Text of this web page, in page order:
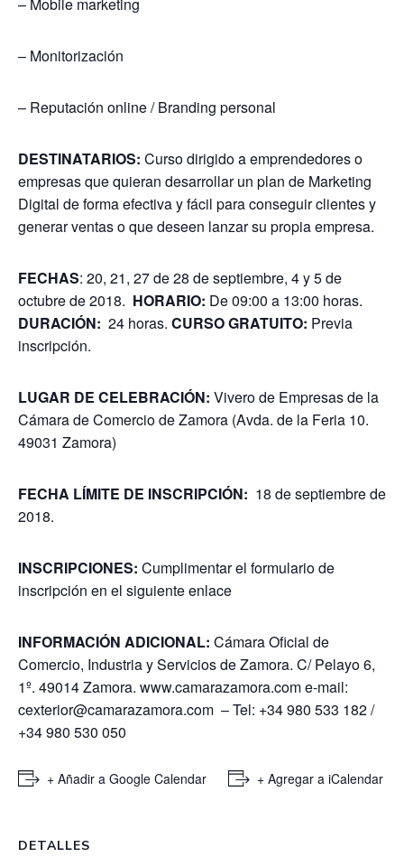
– Monitorización
– Reputación online / Branding personal
DESTINATARIOS: Curso dirigido a emprendedores o
empresas que quieran desarrollar un plan de Marketing
Digital de forma efectiva y fácil para conseguir clientes y
generar ventas o que deseen lanzar su propia empresa.
FECHAS: 20, 21, 27 de 28 de septiembre, 4 y 5 de
octubre de 2018. HORARIO: De 09:00 a 13:00 horas.
DURACIÓN: 24 horas. CURSO GRATUITO: Previa
inscripción.
LUGAR DE CELEBRACIÓN: Vivero de Empresas de la
Cámara de Comercio de Zamora (Avda. de la Feria 10.
49031 Zamora)
FECHA LÍMITE DE INSCRIPCIÓN: 18 de septiembre de
2018.
INSCRIPCIONES: Cumplimentar el formulario de
inscripción en el siguienteenlace
INFORMACIÓN ADICIONAL: Cámara Oficial de
Comercio, Industria y Servicios de Zamora. C/ Pelayo 6,
1º. 49014 Zamora. www.camarazamora.com e-mail:
cexterior@camarazamora.com – Tel: +34 980 533 182 /
+34 980 530 050
+ Añadir a Google Calendar + Agregar a iCalendar
DETALLES